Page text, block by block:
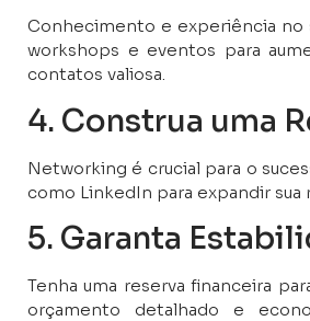
Conhecimento e experiência no
workshops e eventos para
contatos valiosa.
4. Construa uma
Networking é crucial para o
como LinkedIn para expandir sua
5. Garanta
Tenha uma reserva financeira
orçamento detalhado e